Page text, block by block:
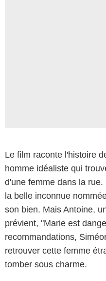
Le film raconte l'histoire
homme idéaliste qui
d'une femme dans la
la belle inconnue
son bien. Mais Antoine,
prévient, "Marie est
recommandations,
retrouver cette femme
tomber sous charme.